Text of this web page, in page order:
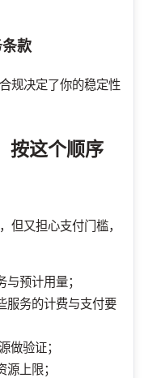
款
规决定了你的稳定性
按这个顺序
但又担心支付门槛，
预计用量；
服务的计费与支付要
做验证；
上限；